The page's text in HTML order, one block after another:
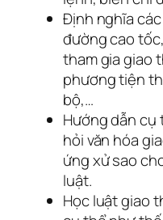
Định nghĩa
đường cao
tham gia giao
phương tiện
bộ,…
Hướng dẫn cụ
hỏi văn hóa
ứng xử sao
luật.
Học luật giao